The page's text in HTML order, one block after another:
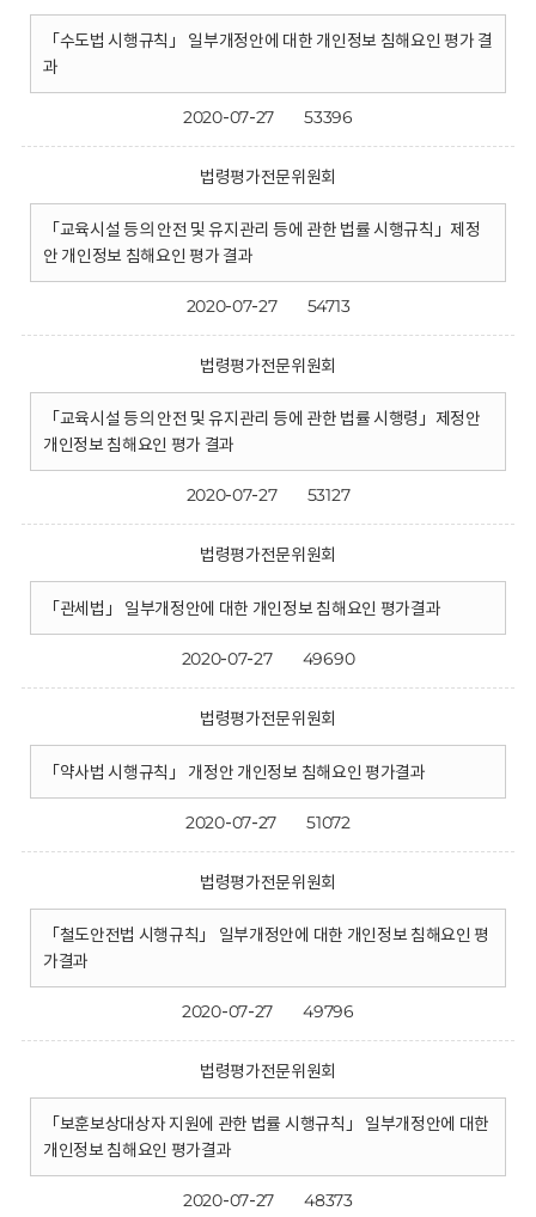
「수도법 시행규칙」 일부개정안에 대한 개인정보 침해요인 평가 결
과
2020-07-27 53396
법령평가전문위원회
「교육시설 등의 안전 및 유지관리 등에 관한 법률 시행규칙」제정
안 개인정보 침해요인 평가 결과
2020-07-27 54713
법령평가전문위원회
「교육시설 등의 안전 및 유지관리 등에 관한 법률 시행령」제정안
개인정보 침해요인 평가 결과
2020-07-27 53127
법령평가전문위원회
「관세법」 일부개정안에 대한 개인정보 침해요인 평가결과
2020-07-27 49690
법령평가전문위원회
「약사법 시행규칙」 개정안 개인정보 침해요인 평가결과
2020-07-27 51072
법령평가전문위원회
「철도안전법 시행규칙」 일부개정안에 대한 개인정보 침해요인 평
가결과
2020-07-27 49796
법령평가전문위원회
「보훈보상대상자 지원에 관한 법률 시행규칙」 일부개정안에 대한
개인정보 침해요인 평가결과
2020-07-27 48373